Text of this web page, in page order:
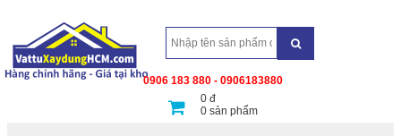
0906 183 880 - 0906183880
0 đ
0 sản phẩm